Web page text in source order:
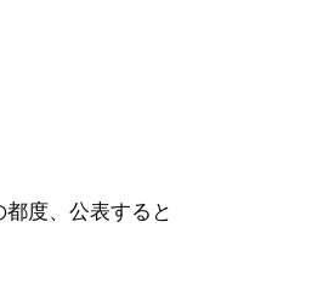
度、公表すると